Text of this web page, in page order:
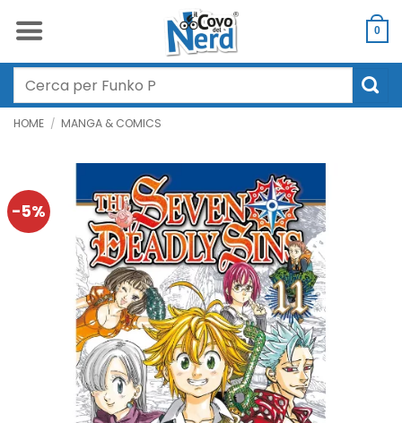
0
Cerca:
HOME / MANGA & COMICS
-5%